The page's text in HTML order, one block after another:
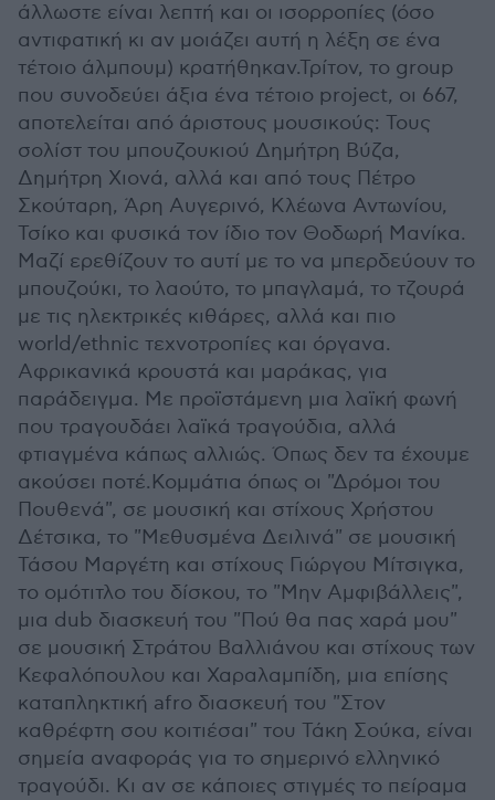
άλλωστε είναι λεπτή και οι ισορροπίες (όσο
αντιφατική κι αν μοιάζει αυτή η λέξη σε ένα
τέτοιο άλμπουμ) κρατήθηκαν.Τρίτον, το group
που συνοδεύει άξια ένα τέτοιο project, οι 667,
αποτελείται από άριστους μουσικούς: Τους
σολίστ του μπουζουκιού Δημήτρη Βύζα,
Δημήτρη Χιονά, αλλά και από τους Πέτρο
Σκούταρη, Άρη Αυγερινό, Κλέωνα Αντωνίου,
Τσίκο και φυσικά τον ίδιο τον Θοδωρή Μανίκα.
Μαζί ερεθίζουν το αυτί με το να μπερδεύουν το
μπουζούκι, το λαούτο, το μπαγλαμά, το τζουρά
με τις ηλεκτρικές κιθάρες, αλλά και πιο
world/ethnic τεχνοτροπίες και όργανα.
Αφρικανικά κρουστά και μαράκας, για
παράδειγμα. Με προϊστάμενη μια λαϊκή φωνή
που τραγουδάει λαϊκά τραγούδια, αλλά
φτιαγμένα κάπως αλλιώς. Όπως δεν τα έχουμε
ακούσει ποτέ.Κομμάτια όπως οι "Δρόμοι του
Πουθενά", σε μουσική και στίχους Χρήστου
Δέτσικα, το "Μεθυσμένα Δειλινά" σε μουσική
Τάσου Μαργέτη και στίχους Γιώργου Μίτσιγκα,
το ομότιτλο του δίσκου, το "Μην Αμφιβάλλεις",
μια dub διασκευή του "Πού θα πας χαρά μου"
σε μουσική Στράτου Βαλλιάνου και στίχους των
Κεφαλόπουλου και Χαραλαμπίδη, μια επίσης
καταπληκτική afro διασκευή του "Στον
καθρέφτη σου κοιτιέσαι" του Τάκη Σούκα, είναι
σημεία αναφοράς για το σημερινό ελληνικό
τραγούδι. Κι αν σε κάποιες στιγμές το πείραμα